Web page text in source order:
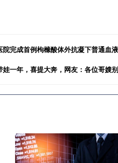
完成首例枸橼酸体外抗凝下普通血
一年，喜提大奔，网友：各位哥嫂